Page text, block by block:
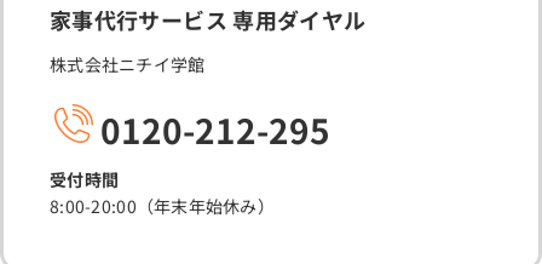
家事代行サービス 専用ダイヤル
株式会社ニチイ学館
0120-212-295
受付時間
8:00-20:00（年末年始休み）